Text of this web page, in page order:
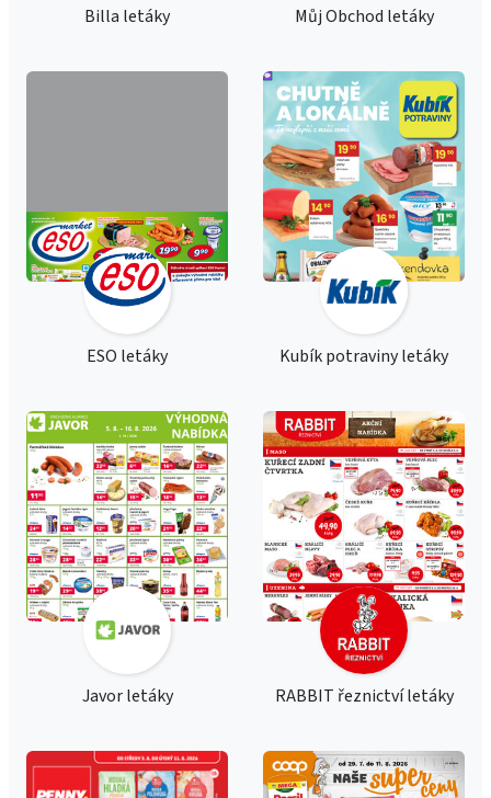
Billa letáky Můj Obchod letáky
ESO letáky Kubík potraviny letáky
Javor letáky RABBIT řeznictví letáky